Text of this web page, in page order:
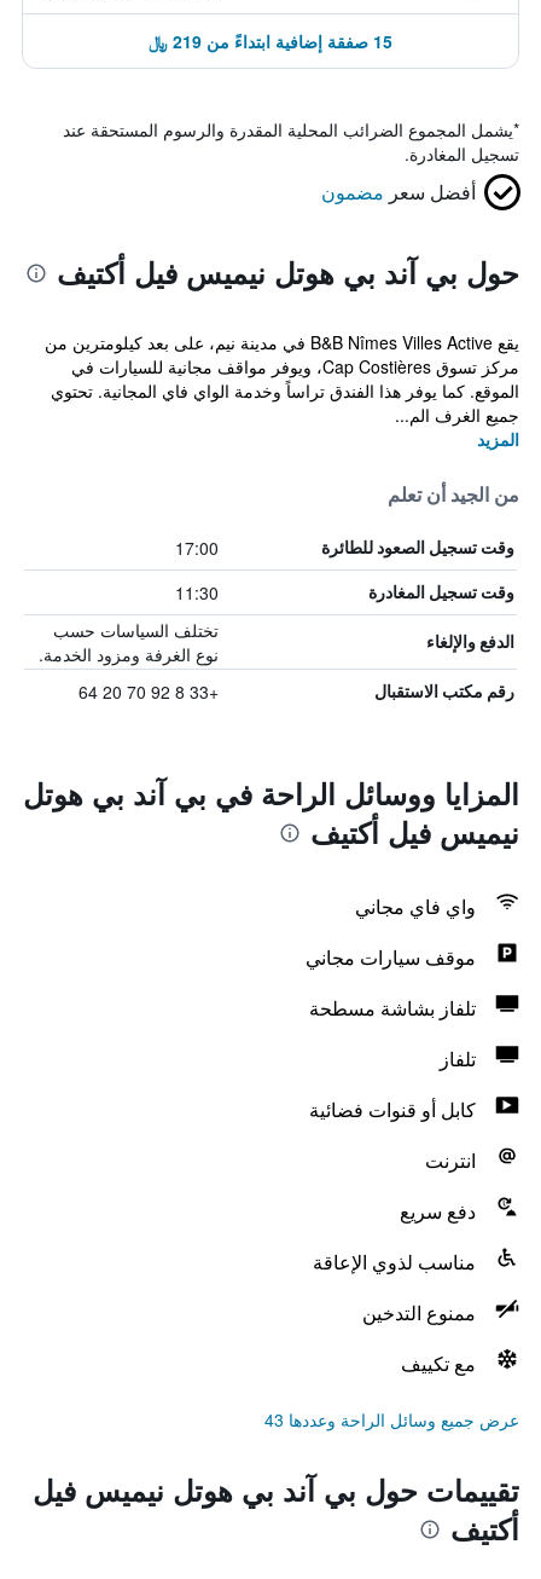
15 صفقة إضافية ابتداءً من 219 ﷼
*يشمل المجموع الضرائب المحلية المقدرة والرسوم المستحقة عند
تسجيل المغادرة.
أفضل سعر مضمون
حول بي آند بي هوتل نيميس فيل أكتيف
يقع B&B Nîmes Villes Active في مدينة نيم، على بعد كيلومترين من
مركز تسوق Cap Costières، ويوفر مواقف مجانية للسيارات في
الموقع. كما يوفر هذا الفندق تراساً وخدمة الواي فاي المجانية. تحتوي
جميع الغرف الم...
المزيد
من الجيد أن تعلم
وقت تسجيل الصعود للطائرة 17:00
وقت تسجيل المغادرة 11:30
الدفع والإلغاء
تختلف السياسات حسب
نوع الغرفة ومزود الخدمة.
رقم مكتب الاستقبال +33 8 92 70 20 64
المزايا ووسائل الراحة في بي آند بي هوتل
نيميس فيل أكتيف
واي فاي مجاني
موقف سيارات مجاني
تلفاز بشاشة مسطحة
تلفاز
كابل أو قنوات فضائية
انترنت
دفع سريع
مناسب لذوي الإعاقة
ممنوع التدخين
مع تكييف
عرض جميع وسائل الراحة وعددها 43
تقييمات حول بي آند بي هوتل نيميس فيل
أكتيف